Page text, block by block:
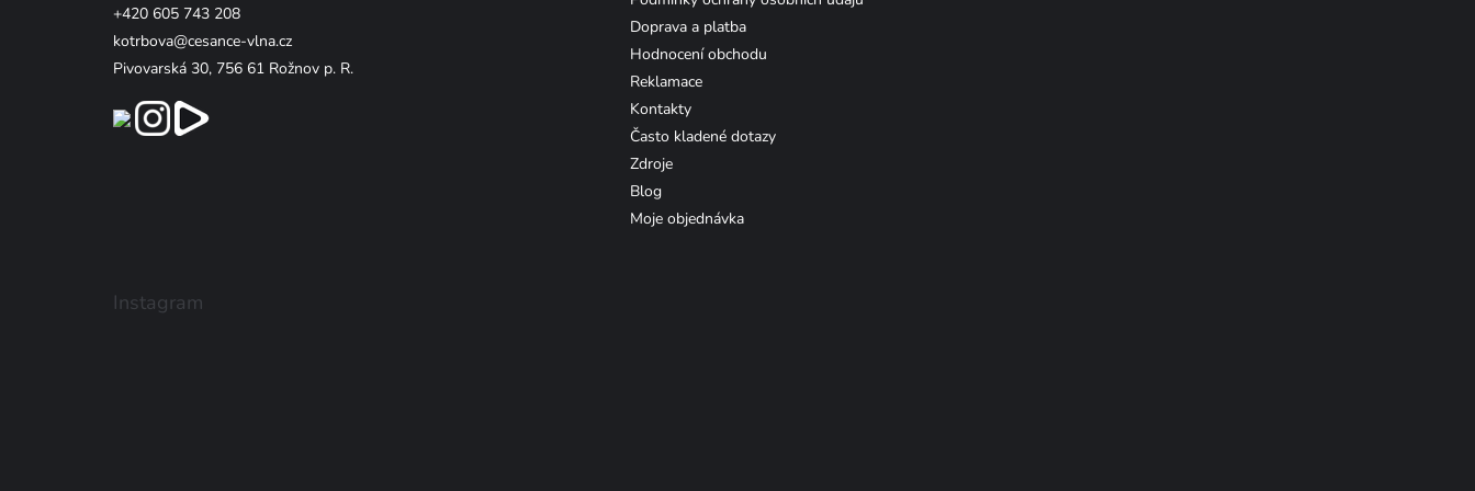
+420 605 743 208
kotrbova@cesance-vlna.cz
Pivovarská 30, 756 61 Rožnov p. R.
Doprava a platba
Hodnocení obchodu
Reklamace
Kontakty
Často kladené dotazy
Zdroje
Blog
Moje objednávka
Instagram